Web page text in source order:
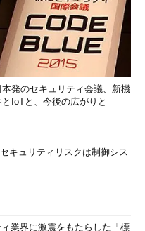
本発のセキュリティ会議、新機
とIoTと、今後の広がりと
キュリティリスクは制御シス
業界に激震をもたらした「標